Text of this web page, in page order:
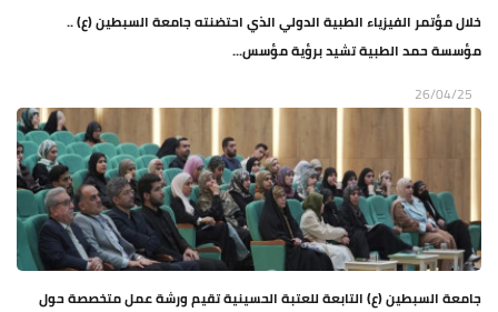
خلال مؤتمر الفيزياء الطبية الدولي الذي احتضنته جامعة السبطين (ع) ..
مؤسسة حمد الطبية تشيد برؤية مؤسس...
26/04/25
جامعة السبطين (ع) التابعة للعتبة الحسينية تقيم ورشة عمل متخصصة حول